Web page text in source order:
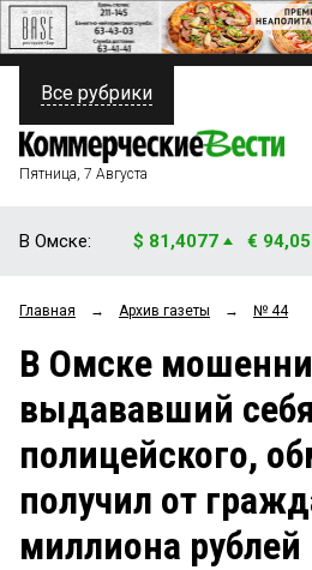
ПОЛИТИКА
ФИНАНСЫ
ОБЩЕСТВО
ЗАКОН
НОВОСТИ КОМПАНИЙ
СТИЛЬ ЖИЗНИ
Все рубрики
Пятница, 7 Августа
В Омске: $ 81,4077 €
Главная → Архив газеты → № 44
В Омске
выдававший
полицейского,
получил от
миллиона рублей